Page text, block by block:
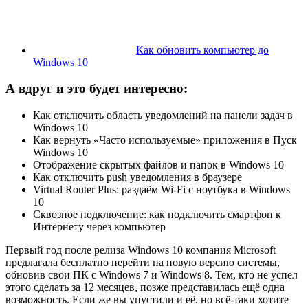
Как обновить компьютер до
Windows 10
А вдруг и это будет интересно:
Как отключить область уведомлений на панели задач в
Windows 10
Как вернуть «Часто используемые» приложения в Пуск
Windows 10
Отображение скрытых файлов и папок в Windows 10
Как отключить push уведомления в браузере
Virtual Router Plus: раздаём Wi-Fi с ноутбука в Windows
10
Сквозное подключение: как подключить смартфон к
Интернету через компьютер
Первый год после релиза Windows 10 компания Microsoft
предлагала бесплатно перейти на новую версию системы,
обновив свои ПК с Windows 7 и Windows 8. Тем, кто не успел
этого сделать за 12 месяцев, позже представилась ещё одна
возможность. Если же вы упустили и её, но всё-таки хотите